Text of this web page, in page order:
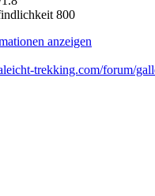
800
anzeigen
trekking.com/forum/